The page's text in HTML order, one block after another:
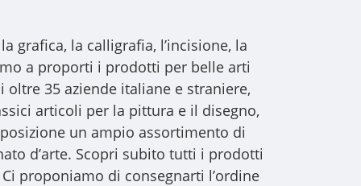
la calligrafia, l’incisione, la
a proporti i prodotti per belle arti
oltre 35 aziende italiane e straniere,
articoli per la pittura e il disegno,
un ampio assortimento di
d’arte. Scopri subito tutti i prodotti
proponiamo di consegnarti l’ordine